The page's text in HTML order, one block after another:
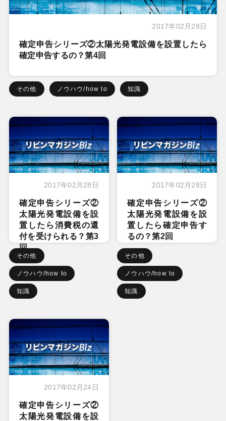
2017年02月28日
確定申告シリーズ②太陽光発電設備を設置したら
確定申告するの？第4回
その他 ノウハウ/how to 知識
2017年02月28日
確定申告シリーズ②
太陽光発電設備を設
置したら消費税の還
付を受けられる？第3
回
その他
ノウハウ/how to
知識
2017年02月28日
確定申告シリーズ②
太陽光発電設備を設
置したら確定申告す
るの？第2回
その他
ノウハウ/how to
知識
2017年02月24日
確定申告シリーズ②
太陽光発電設備を設